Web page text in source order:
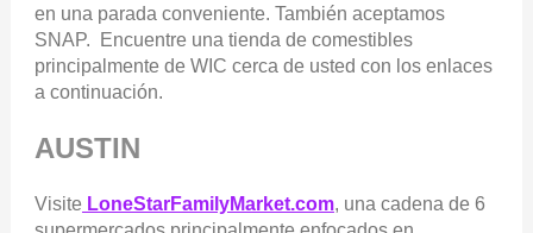
en una parada conveniente. También aceptamos
SNAP. Encuentre una tienda de comestibles
principalmente de WIC cerca de usted con los enlaces
a continuación.
AUSTIN
Visite LoneStarFamilyMarket.com, una cadena de 6